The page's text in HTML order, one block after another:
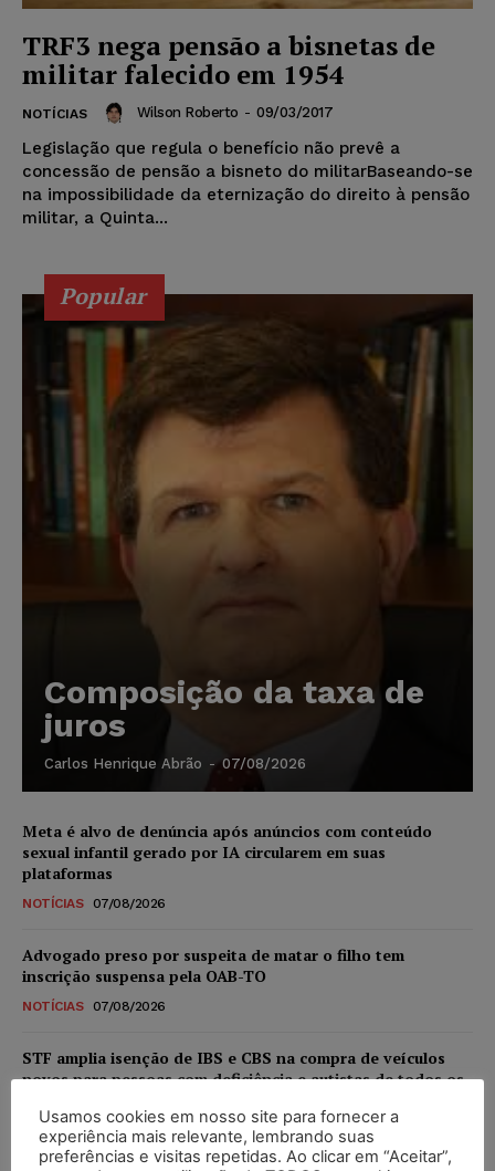
TRF3 nega pensão a bisnetas de
militar falecido em 1954
NOTÍCIAS Wilson Roberto - 09/03/2017
Legislação que regula o benefício não prevê a
concessão de pensão a bisneto do militarBaseando-se
na impossibilidade da eternização do direito à pensão
militar, a Quinta...
Popular
Composição da taxa de
juros
Carlos Henrique Abrão - 07/08/2026
Meta é alvo de denúncia após anúncios com conteúdo
sexual infantil gerado por IA circularem em suas
plataformas
NOTÍCIAS 07/08/2026
Advogado preso por suspeita de matar o filho tem
inscrição suspensa pela OAB-TO
NOTÍCIAS 07/08/2026
STF amplia isenção de IBS e CBS na compra de veículos
novos para pessoas com deficiência e autistas de todos os
DIREITO TRIBUTÁRIO 07/08/2026
Usamos cookies em nosso site para fornecer a
experiência mais relevante, lembrando suas
preferências e visitas repetidas. Ao clicar em “Aceitar”,